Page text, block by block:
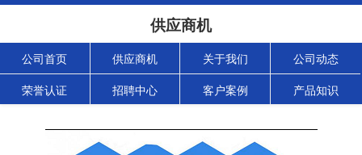
供应商机
公司首页 供应商机 关于我们 公司动态
荣誉认证 招聘中心 客户案例 产品知识